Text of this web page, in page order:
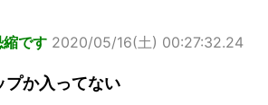
です 2020/05/16(土) 00:27:32.24
プか入ってない